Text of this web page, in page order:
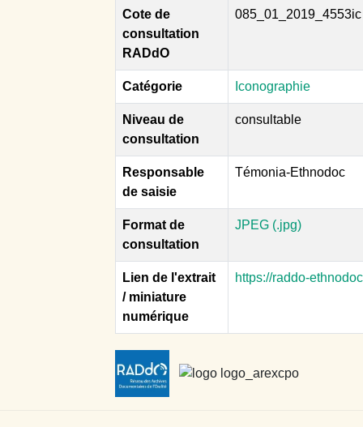
Cote de
consultation
RADdO
085_01_2019_4553ic
Catégorie Iconographie
Niveau de
consultation
consultable
Responsable
de saisie
Témonia-Ethnodoc
Format de
consultation
JPEG (.jpg)
Lien de l'extrait
/ miniature
numérique
https://raddo-